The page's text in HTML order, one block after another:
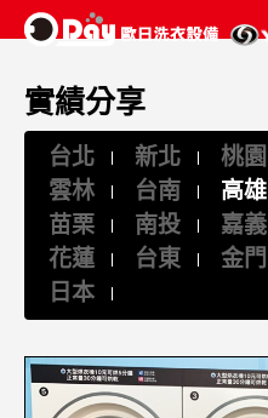
實績分享
台北 新北 桃園
雲林
台南 高雄
苗栗
南投 嘉義
花蓮
台東 金門
日本